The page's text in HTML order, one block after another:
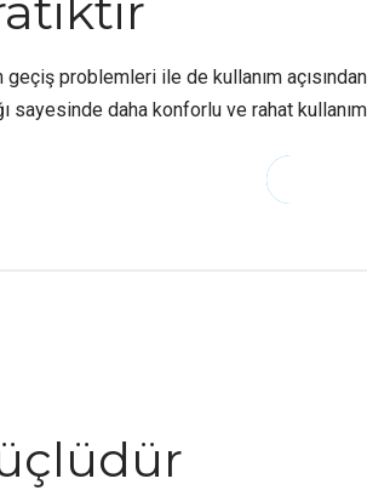
geçiş problemleri ile de kullanım
sayesinde daha konforlu ve rahat